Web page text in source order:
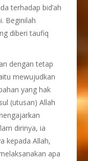
terhadap bid’ah
Beginilah
diberi taufiq
dengan tetap
mewujudkan
yang hak
(utusan) Allah
dirinya, ia
kepada Allah,
apa